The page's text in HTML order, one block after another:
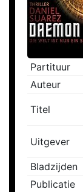
Partituur
Auteur
Titel
Uitgever
Bladzijden
Publicatie